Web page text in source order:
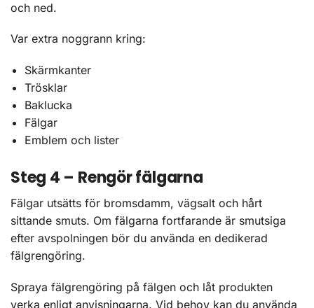
och ned.
Var extra noggrann kring:
Skärmkanter
Trösklar
Baklucka
Fälgar
Emblem och lister
Steg 4 – Rengör fälgarna
Fälgar utsätts för bromsdamm, vägsalt och hårt
sittande smuts. Om fälgarna fortfarande är smutsiga
efter avspolningen bör du använda en dedikerad
fälgrengöring.
Spraya fälgrengöring på fälgen och låt produkten
verka enligt anvisningarna. Vid behov kan du använda